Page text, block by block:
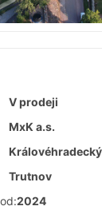
V prodeji
MxK a.s.
Trutnov
2024